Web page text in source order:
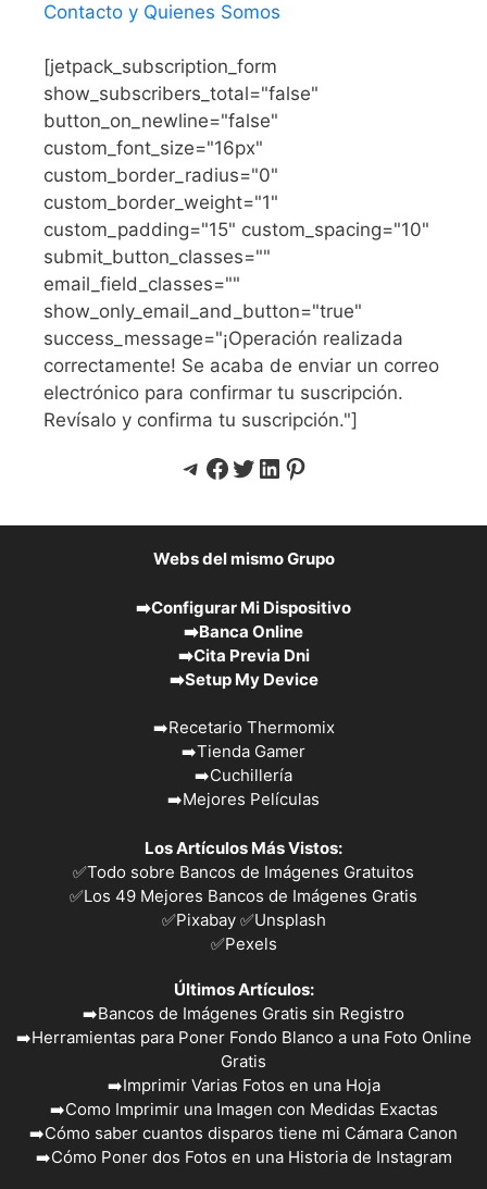
Contacto y Quienes Somos
[jetpack_subscription_form
show_subscribers_total="false"
button_on_newline="false"
custom_font_size="16px"
custom_border_radius="0"
custom_border_weight="1"
custom_padding="15" custom_spacing="10"
submit_button_classes=""
email_field_classes=""
show_only_email_and_button="true"
success_message="¡Operación realizada
correctamente! Se acaba de enviar un correo
electrónico para confirmar tu suscripción.
Revísalo y confirma tu suscripción."]
Telegram
Facebook
Twitter
LinkedIn
Pinterest
Webs del mismo Grupo
➡️Configurar Mi Dispositivo
➡️Banca Online
➡️Cita Previa Dni
➡️Setup My Device
➡️Recetario Thermomix
➡️Tienda Gamer
➡️Cuchillería
➡️Mejores Películas
Los Artículos Más Vistos:
✅Todo sobre Bancos de Imágenes Gratuitos
✅Los 49 Mejores Bancos de Imágenes Gratis
✅Pixabay ✅Unsplash
✅Pexels
Últimos Artículos:
➡️Bancos de Imágenes Gratis sin Registro
➡️Herramientas para Poner Fondo Blanco a una Foto Online
Gratis
➡️Imprimir Varias Fotos en una Hoja
➡️Como Imprimir una Imagen con Medidas Exactas
➡️Cómo saber cuantos disparos tiene mi Cámara Canon
➡️Cómo Poner dos Fotos en una Historia de Instagram